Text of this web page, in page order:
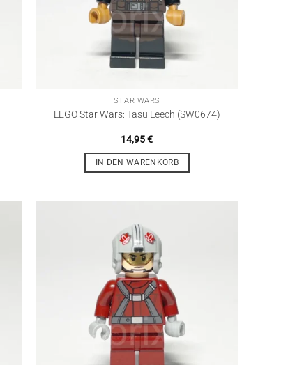
STAR WARS
LEGO Star Wars: Tasu Leech (SW0674)
14,95€
IN DEN WARENKORB